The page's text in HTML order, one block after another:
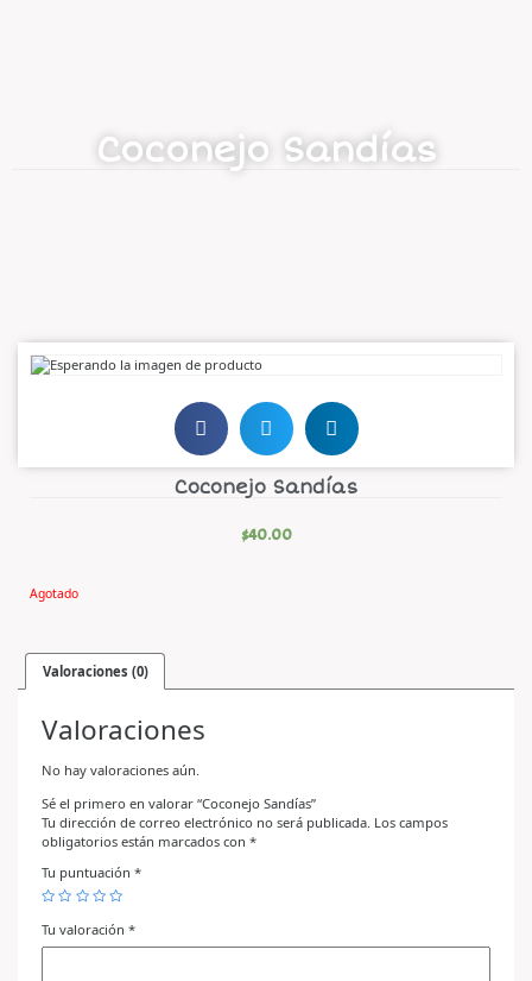
Coconejo Sandías
Coconejo Sandías
$40.00
Agotado
Valoraciones (0)
Valoraciones
No hay valoraciones aún.
Sé el primero en valorar “Coconejo Sandías”
Tu dirección de correo electrónico no será publicada. Los campos
obligatorios están marcados con *
Tu puntuación *
Tu valoración *